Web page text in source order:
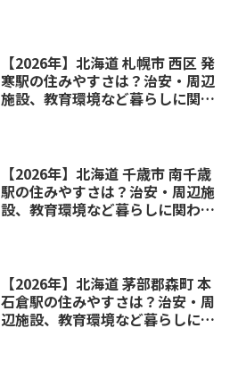
【2026年】北海道 札幌市 西区 発
寒駅の住みやすさは？治安・周辺
施設、教育環境など暮らしに関わ
【2026年】北海道 千歳市 南千歳
駅の住みやすさは？治安・周辺施
設、教育環境など暮らしに関わる
【2026年】北海道 茅部郡森町 本
石倉駅の住みやすさは？治安・周
辺施設、教育環境など暮らしに関